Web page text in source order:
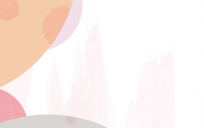
себя